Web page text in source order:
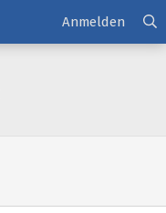
Anmelden